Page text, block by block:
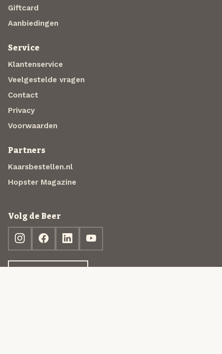
Giftcard
Aanbiedingen
Service
Klantenservice
Veelgestelde vragen
Contact
Privacy
Voorwaarden
Partners
Kaarsbestellen.nl
Hopster Magazine
Volg de Beer